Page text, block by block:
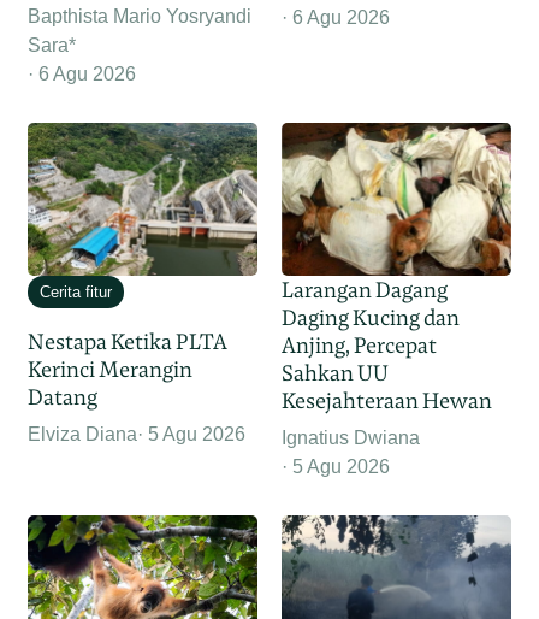
Bapthista Mario Yosryandi
Sara*
6 Agu 2026
6 Agu 2026
Cerita fitur
Nestapa Ketika PLTA
Kerinci Merangin
Datang
Elviza Diana 5 Agu 2026
Larangan Dagang
Daging Kucing dan
Anjing, Percepat
Sahkan UU
Kesejahteraan Hewan
Ignatius Dwiana
5 Agu 2026